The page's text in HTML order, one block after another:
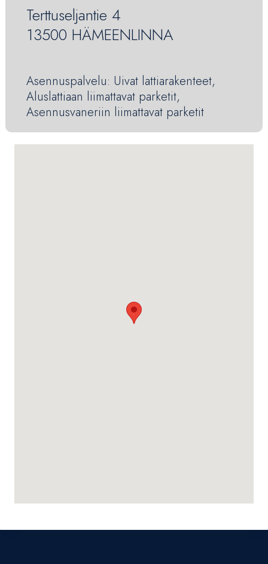
Terttuseljantie 4
13500 HÄMEENLINNA
Asennuspalvelu: Uivat lattiarakenteet,
Aluslattiaan liimattavat parketit,
Asennusvaneriin liimattavat parketit